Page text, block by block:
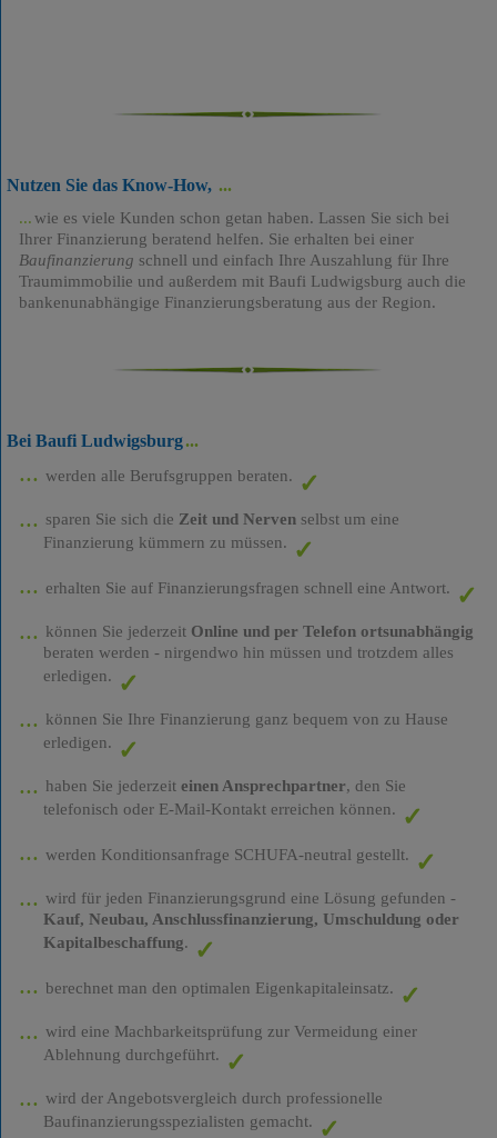
Nutzen Sie das Know-How,
wie es viele Kunden schon getan haben. Lassen Sie sich bei
Ihrer Finanzierung beratend helfen. Sie erhalten bei einer
Baufinanzierung schnell und einfach Ihre Auszahlung für Ihre
Traumimmobilie und außerdem mit Baufi Ludwigsburg auch die
bankenunabhängige Finanzierungsberatung aus der Region.
Bei Baufi Ludwigsburg
werden alle Berufsgruppen beraten.
sparen Sie sich die Zeit und Nervenselbst um eine
Finanzierung kümmern zu müssen.
erhalten Sie auf Finanzierungsfragen schnell eine Antwort.
können Sie jederzeit Online und per Telefon ortsunabhängig
beraten werden - nirgendwo hin müssen und trotzdem alles
erledigen.
können Sie Ihre Finanzierung ganz bequem von zu Hause
erledigen.
haben Sie jederzeit einen Ansprechpartner, den Sie
telefonisch oder E-Mail-Kontakt erreichen können.
werden Konditionsanfrage SCHUFA-neutral gestellt.
wird für jeden Finanzierungsgrund eine Lösung gefunden -
Kauf, Neubau, Anschlussfinanzierung, Umschuldung oder
Kapitalbeschaffung.
berechnet man den optimalen Eigenkapitaleinsatz.
wird eine Machbarkeitsprüfung zur Vermeidung einer
Ablehnung durchgeführt.
wird der Angebotsvergleich durch professionelle
Baufinanzierungsspezialisten gemacht.